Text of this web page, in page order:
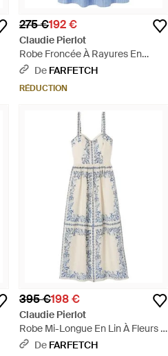
275 €192 €
Claudie Pierlot
Robe Froncée À Rayures En
Coton - Bleu
De FARFETCH
RÉDUCTION
395 €198 €
Claudie Pierlot
Robe Mi-Longue En Lin À Fleurs -
Blanc
De FARFETCH